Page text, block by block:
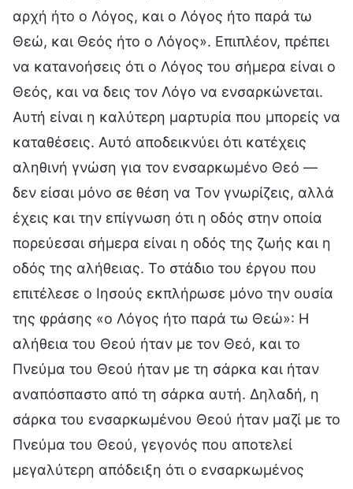
αρχή ήτο ο Λόγος, και ο Λόγος ήτο παρά τω
Θεώ, και Θεός ήτο ο Λόγος». Επιπλέον, πρέπει
να κατανοήσεις ότι ο Λόγος του σήμερα είναι ο
Θεός, και να δεις τον Λόγο να ενσαρκώνεται.
Αυτή είναι η καλύτερη μαρτυρία που μπορείς να
καταθέσεις. Αυτό αποδεικνύει ότι κατέχεις
αληθινή γνώση για τον ενσαρκωμένο Θεό —
δεν είσαι μόνο σε θέση να Τον γνωρίζεις, αλλά
έχεις και την επίγνωση ότι η οδός στην οποία
πορεύεσαι σήμερα είναι η οδός της ζωής και η
οδός της αλήθειας. Το στάδιο του έργου που
επιτέλεσε ο Ιησούς εκπλήρωσε μόνο την ουσία
της φράσης «ο Λόγος ήτο παρά τω Θεώ»: Η
αλήθεια του Θεού ήταν με τον Θεό, και το
Πνεύμα του Θεού ήταν με τη σάρκα και ήταν
αναπόσπαστο από τη σάρκα αυτή. Δηλαδή, η
σάρκα του ενσαρκωμένου Θεού ήταν μαζί με το
Πνεύμα του Θεού, γεγονός που αποτελεί
μεγαλύτερη απόδειξη ότι ο ενσαρκωμένος